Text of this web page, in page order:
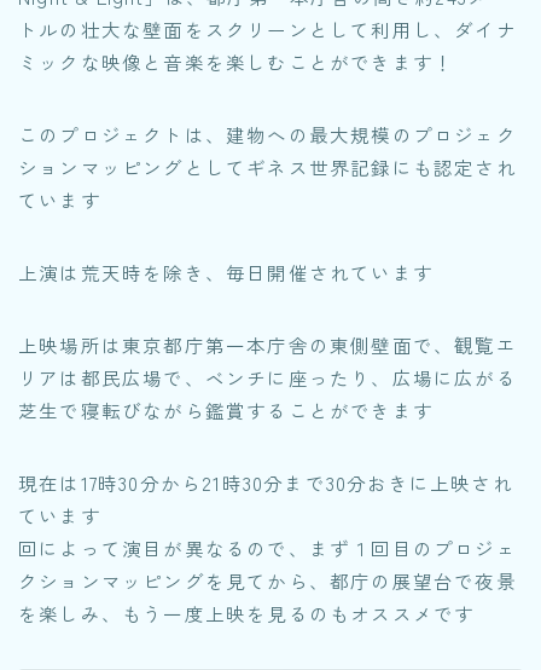
トルの壮大な壁面をスクリーンとして利用し、ダイナ
ミックな映像と音楽を楽しむことができます！
このプロジェクトは、建物への最大規模のプロジェク
ションマッピングとしてギネス世界記録にも認定され
ています
上演は荒天時を除き、毎日開催されています
上映場所は東京都庁第一本庁舎の東側壁面で、観覧エ
リアは都民広場で、ベンチに座ったり、広場に広がる
芝生で寝転びながら鑑賞することができます
現在は17時30分から21時30分まで30分おきに上映され
ています
回によって演目が異なるので、まず１回目のプロジェ
クションマッピングを見てから、都庁の展望台で夜景
を楽しみ、もう一度上映を見るのもオススメです